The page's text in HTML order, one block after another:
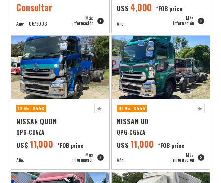
Consultar
Año: 06/2003
Más
información
US$ 4,000 *FOB price
Año:
Más
información
ID No. 6556
NISSAN QUON
QPG-CD5ZA
US$ 11,000 *FOB price
Año:
Más
información
ID No. 6555
NISSAN UD
QPG-CG5ZA
US$ 11,000 *FOB price
Año:
Más
información